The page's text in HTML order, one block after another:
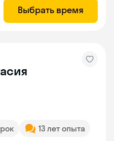
Выбрать время
13 лет опыта